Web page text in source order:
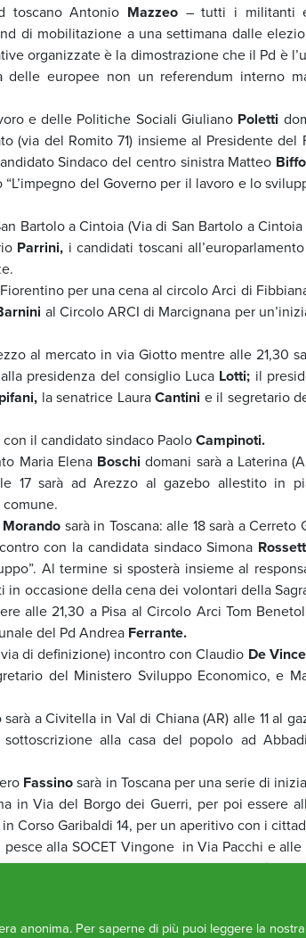
toscano Antonio Mazzeo – tutti i militanti
di mobilitazione a una settimana dalle
organizzate è la dimostrazione che il Pd è
europee non un referendum interno
e delle Politiche Sociali Giuliano Poletti
(via del Romito 71) insieme al Presidente del
Sindaco del centro sinistra Matteo
del Governo per il lavoro e lo
Bartolo a Cintoia (Via di San Bartolo a Cintoia
Parrini, i candidati toscani
per una cena al circolo Arci di
al Circolo ARCI di Marcignana per
al mercato in via Giotto mentre alle 21,30
presidenza del consiglio Luca Lotti; il
la senatrice LauraCantini e il segretario
il candidato sindaco PaoloCampinoti.
Maria Elena Boschi domani sarà a Laterina
17 sarà ad Arezzo al gazebo allestito in
comune.
Morando sarà in Toscana: alle 18 sarà a Cerreto
con la candidata sindaco Simona
Al termine si sposterà insieme al
in occasione della cena dei volontari della
alle 21,30 a Pisa al Circolo Arci Tom
del Pd Andrea Ferrante.
di definizione) incontro con Claudio De
del Ministero Sviluppo Economico, e
a Civitella in Val di Chiana (AR) alle 11 al
alla casa del popolo ad
Fassinosarà in Toscana per una serie di
in Via del Borgo dei Guerri, per poi essere
Corso Garibaldi 14, per un aperitivo con i
alla SOCET Vingone in Via Pacchi e alle
a Sesto Fiorentino dove alle 17.15 sarà alla
anonima. Per saperne di più puoi leggere la nostra